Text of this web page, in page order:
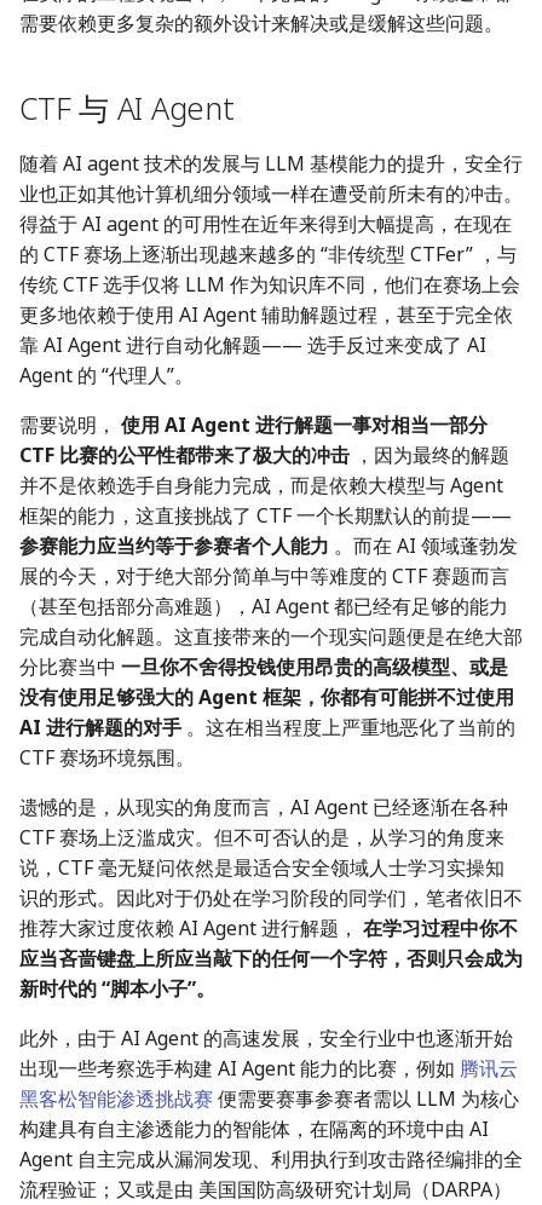
需要依赖更多复杂的额外设计来解决或是缓解这些问题。
CTF 与 AI Agent
随着 AI agent 技术的发展与 LLM 基模能力的提升，安全行
业也正如其他计算机细分领域一样在遭受前所未有的冲击。
得益于 AI agent 的可用性在近年来得到大幅提高，在现在
的 CTF 赛场上逐渐出现越来越多的 “非传统型 CTFer” ，与
传统 CTF 选手仅将 LLM 作为知识库不同，他们在赛场上会
更多地依赖于使用 AI Agent 辅助解题过程，甚至于完全依
靠 AI Agent 进行自动化解题—— 选手反过来变成了 AI
Agent 的 “代理人”。
需要说明， 使用 AI Agent 进行解题一事对相当一部分
CTF 比赛的公平性都带来了极大的冲击 ，因为最终的解题
并不是依赖选手自身能力完成，而是依赖大模型与 Agent
框架的能力，这直接挑战了 CTF 一个长期默认的前提——
参赛能力应当约等于参赛者个人能力 。而在 AI 领域蓬勃发
展的今天，对于绝大部分简单与中等难度的 CTF 赛题而言
（甚至包括部分高难题），AI Agent 都已经有足够的能力
完成自动化解题。这直接带来的一个现实问题便是在绝大部
分比赛当中 一旦你不舍得投钱使用昂贵的高级模型、或是
没有使用足够强大的 Agent 框架，你都有可能拼不过使用
AI 进行解题的对手 。这在相当程度上严重地恶化了当前的
CTF 赛场环境氛围。
遗憾的是，从现实的角度而言，AI Agent 已经逐渐在各种
CTF 赛场上泛滥成灾。但不可否认的是，从学习的角度来
说，CTF 毫无疑问依然是最适合安全领域人士学习实操知
识的形式。因此对于仍处在学习阶段的同学们，笔者依旧不
推荐大家过度依赖 AI Agent 进行解题， 在学习过程中你不
应当吝啬键盘上所应当敲下的任何一个字符，否则只会成为
新时代的 “脚本小子”。
此外，由于 AI Agent 的高速发展，安全行业中也逐渐开始
出现一些考察选手构建 AI Agent 能力的比赛，例如 腾讯云
黑客松智能渗透挑战赛 便需要赛事参赛者需以 LLM 为核心
构建具有自主渗透能力的智能体，在隔离的环境中由 AI
Agent 自主完成从漏洞发现、利用执行到攻击路径编排的全
流程验证；又或是由 美国国防高级研究计划局（DARPA）